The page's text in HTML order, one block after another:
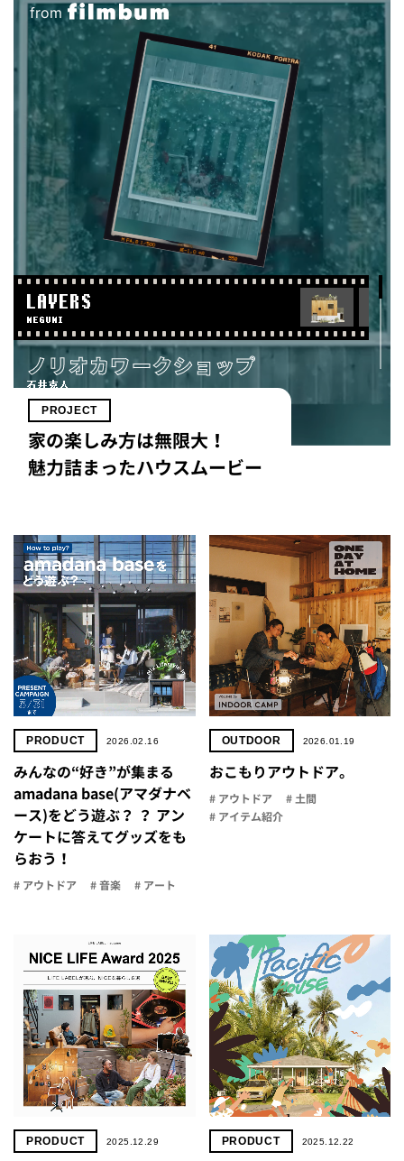
from
LAYERS
MEGUMI
ノリオカワークショップ
石井克人
怖家
森岡龍
PROJECT
家の楽しみ方は無限大！
魅力詰まったハウスムービー
PRODUCT 2026.02.16
みんなの“好き”が集まる
amadana base(アマダナベ
ース)をどう遊ぶ？ ？ アン
ケートに答えてグッズをも
らおう！
# アウトドア # 音楽 # アート
OUTDOOR 2026.01.19
おこもりアウトドア。
# アウトドア
# 土間
# アイテム紹介
PRODUCT 2025.12.29 PRODUCT 2025.12.22